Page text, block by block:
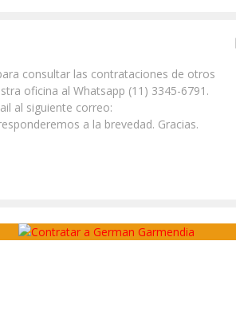
consultar las contrataciones de otros
oficina al Whatsapp (11) 3345-6791.
al siguiente correo:
a la brevedad. Gracias.